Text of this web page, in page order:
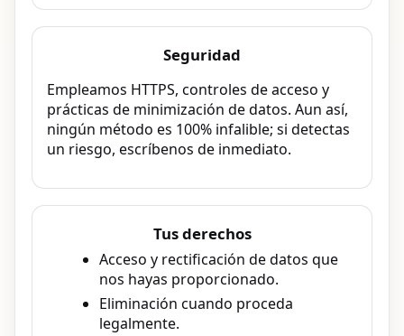
Seguridad
Empleamos HTTPS, controles de acceso y
prácticas de minimización de datos. Aun así,
ningún método es 100% infalible; si detectas
un riesgo, escríbenos de inmediato.
Tus derechos
Acceso y rectificación de datos que
nos hayas proporcionado.
Eliminación cuando proceda
legalmente.